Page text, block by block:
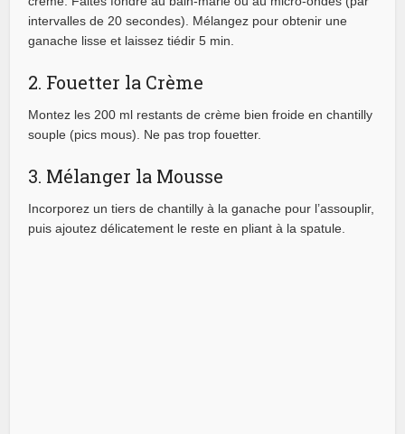
intervalles de 20 secondes). Mélangez pour obtenir une
ganache lisse et laissez tiédir 5 min.
2. Fouetter la Crème
Montez les 200 ml restants de crème bien froide en chantilly
souple (pics mous). Ne pas trop fouetter.
3. Mélanger la Mousse
Incorporez un tiers de chantilly à la ganache pour l’assouplir,
puis ajoutez délicatement le reste en pliant à la spatule.